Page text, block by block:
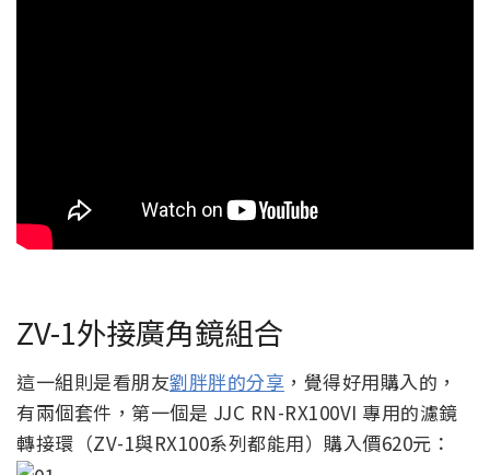
ZV-1外接廣角鏡組合
這一組則是看朋友劉胖胖的分享 ，覺得好用購入的，
有兩個套件，第一個是 JJC RN-RX100VI 專用的濾鏡
轉接環（ZV-1與RX100系列都能用）購入價620元：